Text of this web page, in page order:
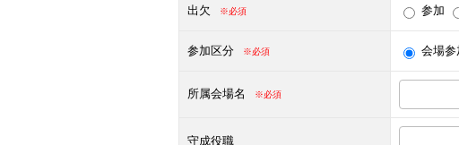
出欠 ※必須 参加
参加区分 ※必須 会場参
所属会場名 ※必須
守成役職